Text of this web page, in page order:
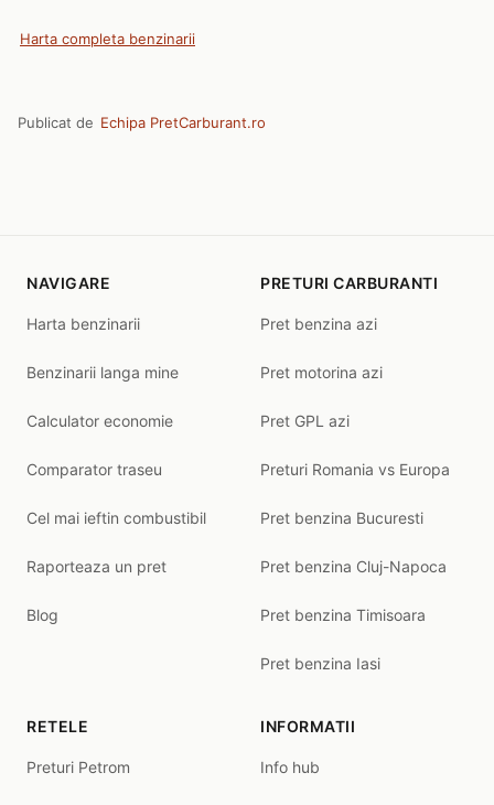
Harta completa benzinarii
Publicat de Echipa PretCarburant.ro
NAVIGARE
Harta benzinarii
Benzinarii langa mine
Calculator economie
Comparator traseu
Cel mai ieftin combustibil
Raporteaza un pret
Blog
PRETURI CARBURANTI
Pret benzina azi
Pret motorina azi
Pret GPL azi
Preturi Romania vs Europa
Pret benzina Bucuresti
Pret benzina Cluj-Napoca
Pret benzina Timisoara
Pret benzina Iasi
RETELE
Preturi Petrom
INFORMATII
Info hub